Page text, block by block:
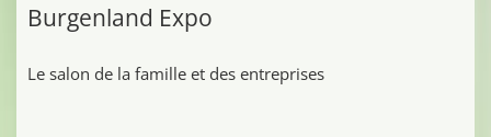
Burgenland Expo
Le salon de la famille et des entreprises